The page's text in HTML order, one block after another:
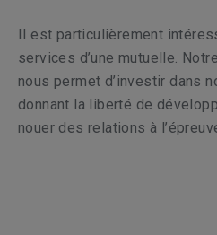
Il est particulièrement
services d’une mutuelle.
nous permet d’investir dans
donnant la liberté de
nouer des relations à